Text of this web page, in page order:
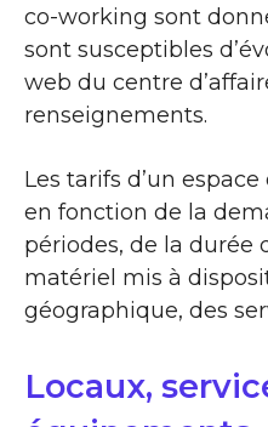
co-working sont
sont susceptibles
web du centre
renseignements.
Les tarifs d’un
en fonction de la
périodes, de la durée
matériel mis à
géographique, des
Locaux,